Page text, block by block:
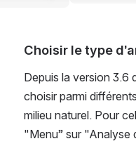
Choisir le type
Depuis la version 3.6
choisir parmi
milieu naturel. Pour
"Menu” sur "Analyse